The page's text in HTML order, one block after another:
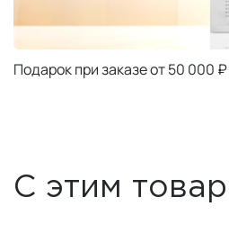
Подарок при заказе от 50 000 ₽
С этим